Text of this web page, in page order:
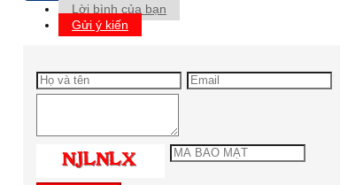
Lời bình của bạn
Gửi ý kiến